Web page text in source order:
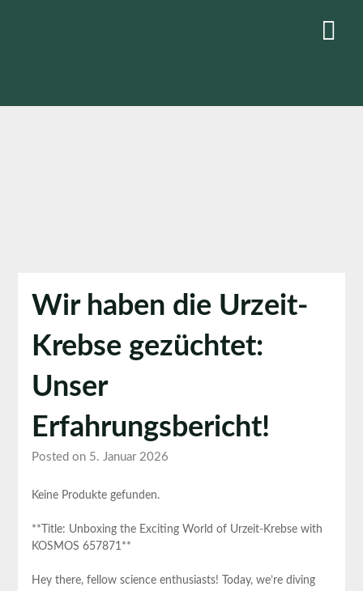
Wir haben die Urzeit-
Krebse gezüchtet:
Unser
Erfahrungsbericht!
Posted on 5. Januar 2026
Keine Produkte gefunden.
**Title: Unboxing the Exciting World of Urzeit-Krebse with
KOSMOS 657871**
Hey there, fellow science enthusiasts! Today, we’re diving